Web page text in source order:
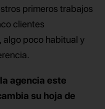
primeros trabajos
clientes
poco habitual y
agencia este
su hoja de